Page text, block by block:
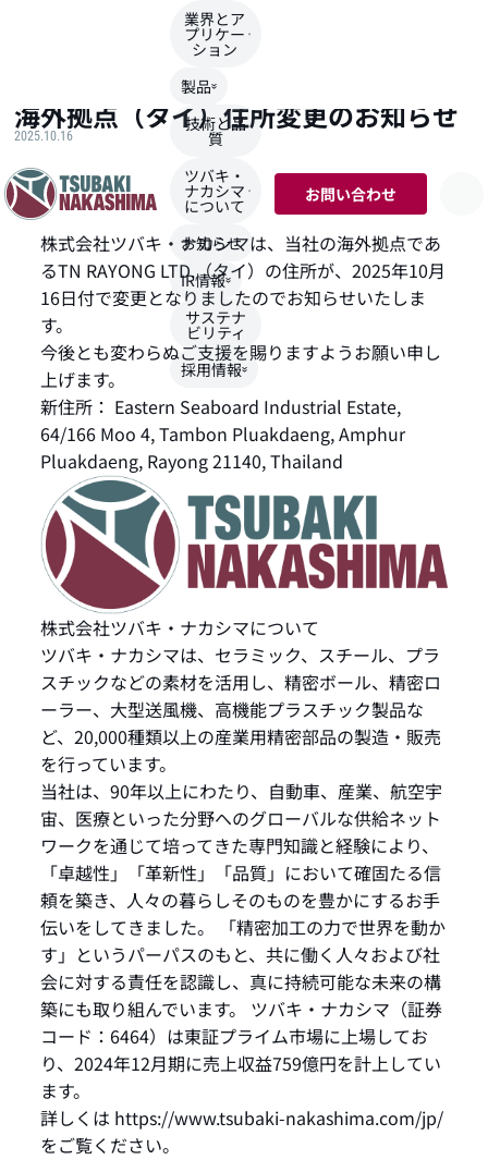
業界とア
プリケー
ション
製品
技術と品
質
ツバキ・
ナカシマ
について
お知らせ
IR情報
サステナ
ビリティ
採用情報
お問い合わせ
海外拠点（タイ）住所変更のお知らせ
海外拠点（タイ）住所変更のお知らせ
2025.10.16
株式会社ツバキ・ナカシマは、当社の海外拠点であ
るTN RAYONG LTD.（タイ）の住所が、2025年10月
16日付で変更となりましたのでお知らせいたしま
す。
今後とも変わらぬご支援を賜りますようお願い申し
上げます。
新住所： Eastern Seaboard Industrial Estate,
64/166 Moo 4, Tambon Pluakdaeng, Amphur
Pluakdaeng, Rayong 21140, Thailand
株式会社ツバキ・ナカシマについて
ツバキ・ナカシマは、セラミック、スチール、プラ
スチックなどの素材を活用し、精密ボール、精密ロ
ーラー、大型送風機、高機能プラスチック製品な
ど、20,000種類以上の産業用精密部品の製造・販売
を行っています。
当社は、90年以上にわたり、自動車、産業、航空宇
宙、医療といった分野へのグローバルな供給ネット
ワークを通じて培ってきた専門知識と経験により、
「卓越性」「革新性」「品質」において確固たる信
頼を築き、人々の暮らしそのものを豊かにするお手
伝いをしてきました。 「精密加工の力で世界を動か
す」というパーパスのもと、共に働く人々および社
会に対する責任を認識し、真に持続可能な未来の構
築にも取り組んでいます。 ツバキ・ナカシマ（証券
コード：6464）は東証プライム市場に上場してお
り、2024年12月期に売上収益759億円を計上してい
ます。
詳しくは https://www.tsubaki-nakashima.com/jp/
をご覧ください。